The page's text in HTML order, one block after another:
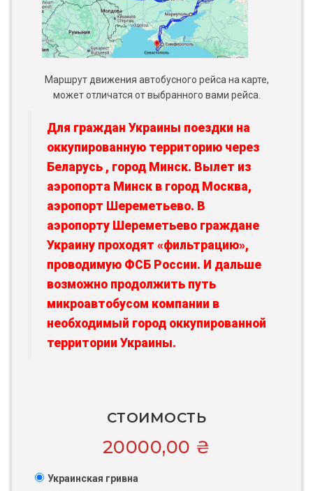
Маршрут движения автобусного рейса на карте,
может отличатся от выбранного вами рейса.
Для граждан Украины поездки на
оккупированную территорию через
Беларусь , город Минск. Вылет из
аэропорта Минск в город Москва,
аэропорт Шереметьево. В
аэропорту Шереметьево граждане
Украину проходят «фильтрацию»,
проводимую ФСБ России. И дальше
возможно продолжить путь
микроавтобусом компании в
необходимый город оккупированной
территории Украины.
СТОИМОСТЬ
20000,00 ₴
Украинская гривна